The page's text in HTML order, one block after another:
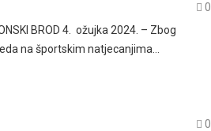
0
BROD 4. ožujka 2024. – Zbog
na športskim natjecanjima…
0